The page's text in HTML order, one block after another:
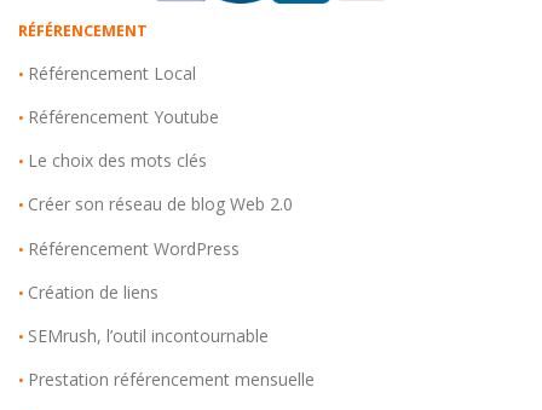
RÉFÉRENCEMENT
• Référencement Local
• Référencement Youtube
• Le choix des mots clés
• Créer son réseau de blog Web 2.0
• Référencement WordPress
• Création de liens
• SEMrush, l’outil incontournable
• Prestation référencement mensuelle